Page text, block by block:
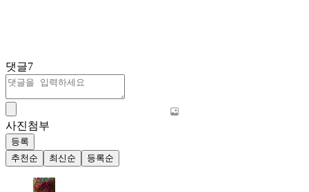
댓글7
사진첨부
등록
추천순
최신순 등록순